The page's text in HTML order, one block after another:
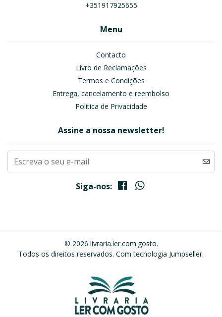
+351917925655
Menu
Contacto
Livro de Reclamações
Termos e Condições
Entrega, cancelamento e reembolso
Política de Privacidade
Assine a nossa newsletter!
Siga-nos:
© 2026 livraria.ler.com.gosto.
Todos os direitos reservados. Com tecnologia Jumpseller.